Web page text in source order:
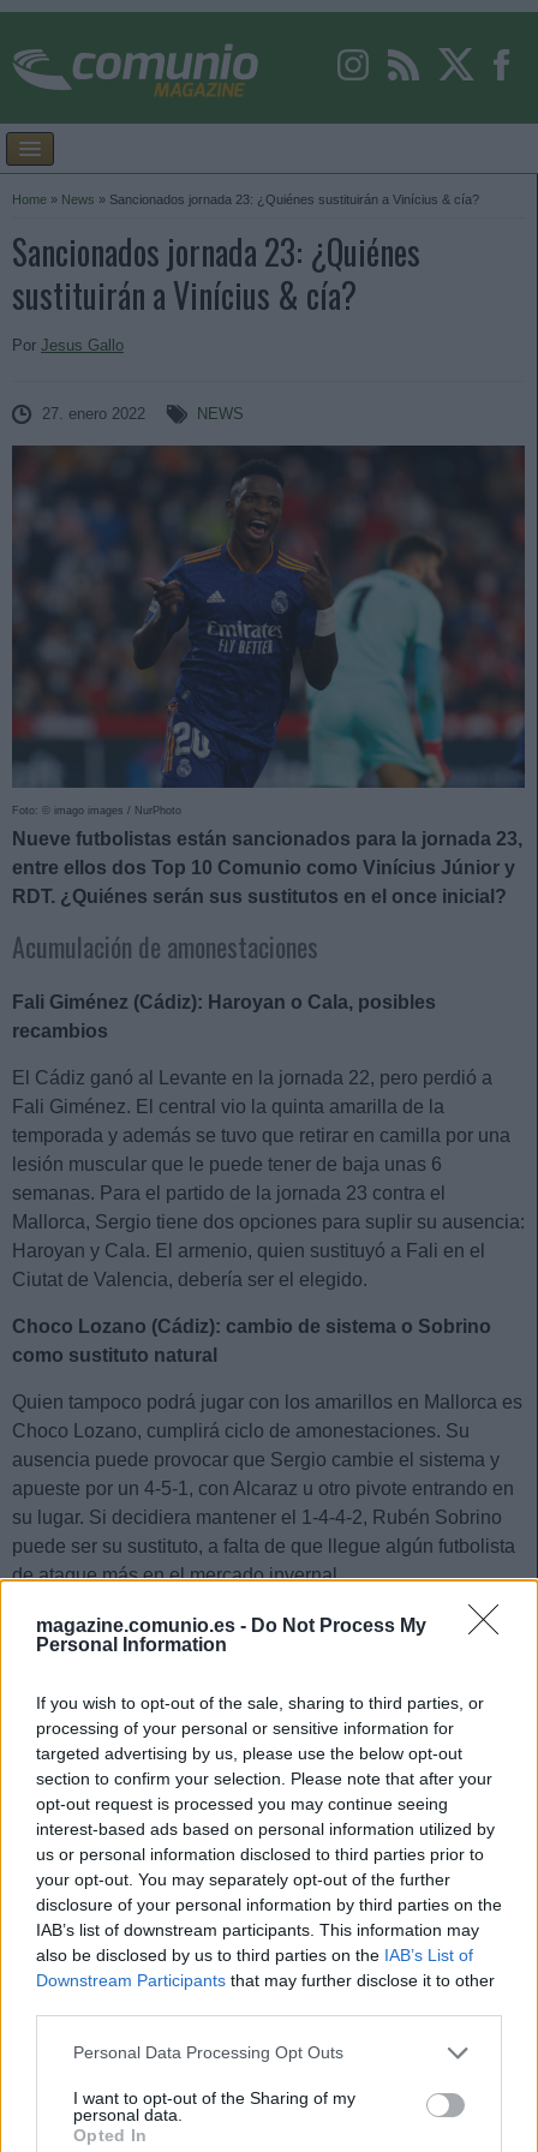
magazine.comunio.es - Do Not Process My
Personal Information
If you wish to opt-out of the sale, sharing to third parties, or
processing of your personal or sensitive information for
targeted advertising by us, please use the below opt-out
section to confirm your selection. Please note that after your
opt-out request is processed you may continue seeing
interest-based ads based on personal information utilized by
us or personal information disclosed to third parties prior to
your opt-out. You may separately opt-out of the further
disclosure of your personal information by third parties on the
IAB’s list of downstream participants. This information may
also be disclosed by us to third parties on the IAB’s List of
Downstream Participants that may further disclose it to other
Please note that this website/app uses one or more Google
not limited to your visit or usage behaviour. You may click to
grant or deny consent to Google and its third-party tags to
use your data for below specified purposes in below Google
Personal Data Processing Opt Outs
I want to opt-out of the Sharing of my
personal data.
Opted In
Home » News » Sancionados jornada 23: ¿Quiénes sustituirán a Vinícius & cía?
Sancionados jornada 23: ¿Quiénes
sustituirán a Vinícius & cía?
Por Jesus Gallo
27. enero 2022 NEWS
Foto: © imago images / NurPhoto
Nueve futbolistas están sancionados para la jornada 23,
entre ellos dos Top 10 Comunio como Vinícius Júnior y
RDT. ¿Quiénes serán sus sustitutos en el once inicial?
Acumulación de amonestaciones
Fali Giménez (Cádiz): Haroyan o Cala, posibles
recambios
El Cádiz ganó al Levante en la jornada 22, pero perdió a
Fali Giménez. El central vio la quinta amarilla de la
temporada y además se tuvo que retirar en camilla por una
lesión muscular que le puede tener de baja unas 6
semanas. Para el partido de la jornada 23 contra el
Mallorca, Sergio tiene dos opciones para suplir su ausencia:
Haroyan y Cala. El armenio, quien sustituyó a Fali en el
Ciutat de Valencia, debería ser el elegido.
Choco Lozano (Cádiz): cambio de sistema o Sobrino
como sustituto natural
Quien tampoco podrá jugar con los amarillos en Mallorca es
Choco Lozano, cumplirá ciclo de amonestaciones. Su
ausencia puede provocar que Sergio cambie el sistema y
apueste por un 4-5-1, con Alcaraz u otro pivote entrando en
su lugar. Si decidiera mantener el 1-4-4-2, Rubén Sobrino
puede ser su sustituto, a falta de que llegue algún futbolista
de ataque más en el mercado invernal.
José Luis Morales (Levante): titularidad para De Frutos
jornada 23 ante el Getafe con su capitán, José Luis Morales.
El atacante granota vio su quinta amarilla en el último
partido liguero y será baja en los de Lisci. Jorge de Frutos
se presenta como principal opción para suplirle.
Cinco recomendables para la jornada 23
Aprovechamos un nuevo parón
por selecciones para ir preparando
la nueva jornada de Liga. ¡Ahí van
los cinco recomendables de la
Jornada 23!
Nacho Vidal (Osasuna): ¿turno para Ramalho?